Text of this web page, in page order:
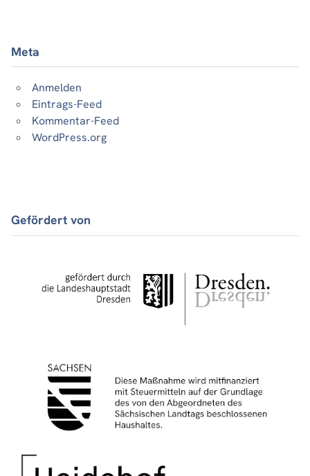
Meta
Anmelden
Eintrags-Feed
Kommentar-Feed
WordPress.org
Gefördert von